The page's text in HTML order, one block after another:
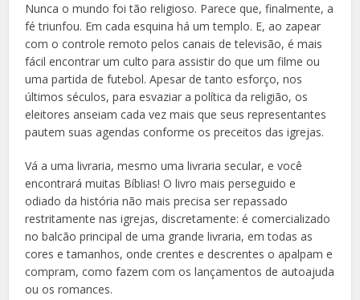
Nunca o mundo foi tão religioso. Parece que, finalmente, a
fé triunfou. Em cada esquina há um templo. E, ao zapear
com o controle remoto pelos canais de televisão, é mais
fácil encontrar um culto para assistir do que um filme ou
uma partida de futebol. Apesar de tanto esforço, nos
últimos séculos, para esvaziar a política da religião, os
eleitores anseiam cada vez mais que seus representantes
pautem suas agendas conforme os preceitos das igrejas.
Vá a uma livraria, mesmo uma livraria secular, e você
encontrará muitas Bíblias! O livro mais perseguido e
odiado da história não mais precisa ser repassado
restritamente nas igrejas, discretamente: é comercializado
no balcão principal de uma grande livraria, em todas as
cores e tamanhos, onde crentes e descrentes o apalpam e
compram, como fazem com os lançamentos de autoajuda
ou os romances.